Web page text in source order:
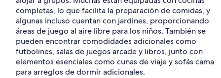
completas, lo que facilita la preparación de comidas, y
algunas incluso cuentan con jardines, proporcionando
áreas de juego al aire libre para los niños. También se
pueden encontrar comodidades adicionales como
futbolines, salas de juegos arcade y libros, junto con
elementos esenciales como cunas de viaje y sofás cama
para arreglos de dormir adicionales.